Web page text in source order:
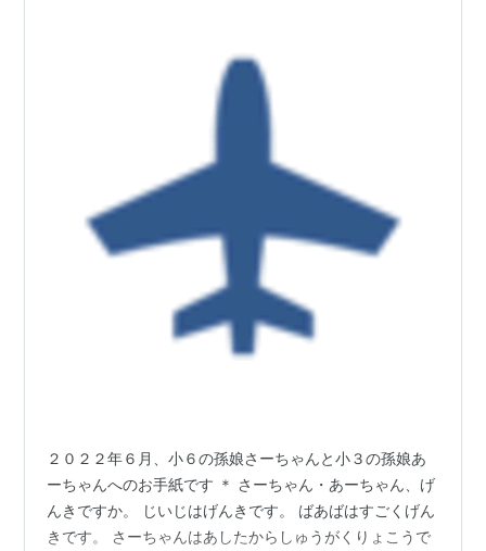
２０２２年６月、小６の孫娘さーちゃんと小３の孫娘あ
ーちゃんへのお手紙です ＊ さーちゃん・あーちゃん、げ
んきですか。 じいじはげんきです。 ばあばはすごくげん
きです。 さーちゃんはあしたからしゅうがくりょこうで